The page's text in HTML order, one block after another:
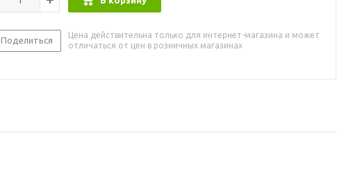
Поделиться
Цена действительна только для интернет-магазина и может
отличаться от цен в розничных магазинах